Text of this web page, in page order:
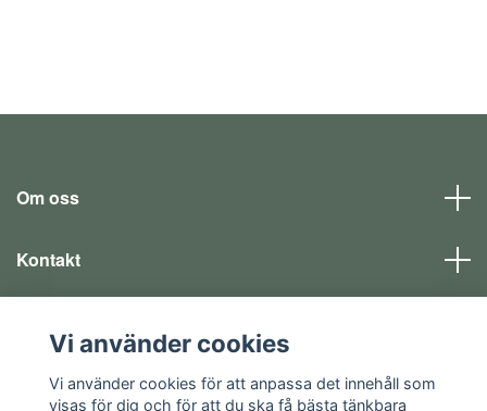
Om oss
Kontakt
Sociala medier
Vi använder cookies
Vi använder cookies för att anpassa det innehåll som
visas för dig och för att du ska få bästa tänkbara